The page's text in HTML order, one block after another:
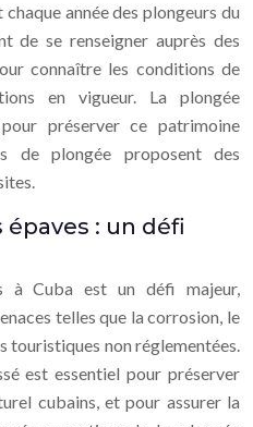
année des plongeurs du
de se renseigner auprès des
connaître les conditions de
en vigueur. La plongée
préserver ce patrimoine
de plongée proposent des
: un défi
à Cuba est un défi majeur,
telles que la corrosion, le
touristiques non réglementées.
est essentiel pour préserver
cubains, et pour assurer la